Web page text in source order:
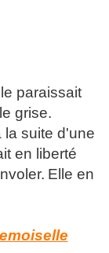
paraissait
grise.
la suite d'une
en liberté
Elle en